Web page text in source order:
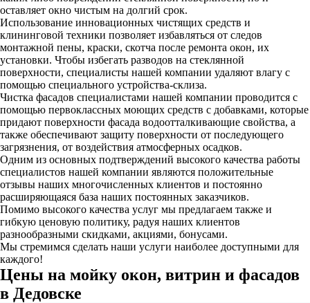
оставляет окно чистым на долгий срок.
Использование инновационных чистящих средств и
клининговой техники позволяет избавляться от следов
монтажной пены, краски, скотча после ремонта окон, их
установки. Чтобы избегать разводов на стеклянной
поверхности, специалисты нашей компании удаляют влагу с
помощью специального устройства-склиза.
Чистка фасадов специалистами нашей компании проводится с
помощью первоклассных моющих средств с добавками, которые
придают поверхности фасада водоотталкивающие свойства, а
также обеспечивают защиту поверхности от последующего
загрязнения, от воздействия атмосферных осадков.
Одним из основных подтверждений высокого качества работы
специалистов нашей компании являются положительные
отзывы наших многочисленных клиентов и постоянно
расширяющаяся база наших постоянных заказчиков.
Помимо высокого качества услуг мы предлагаем также и
гибкую ценовую политику, радуя наших клиентов
разнообразными скидками, акциями, бонусами.
Мы стремимся сделать наши услуги наиболее доступными для
каждого!
Цены на мойку окон, витрин и фасадов
в Дедовске